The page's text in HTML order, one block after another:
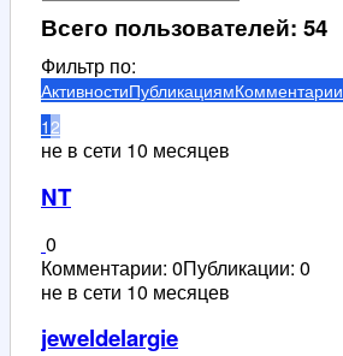
Всего пользователей: 54
Фильтр по:
АктивностиПубликациямКомментарии
12
не в сети 10 месяцев
NT
0
Комментарии: 0Публикации: 0
не в сети 10 месяцев
jeweldelargie